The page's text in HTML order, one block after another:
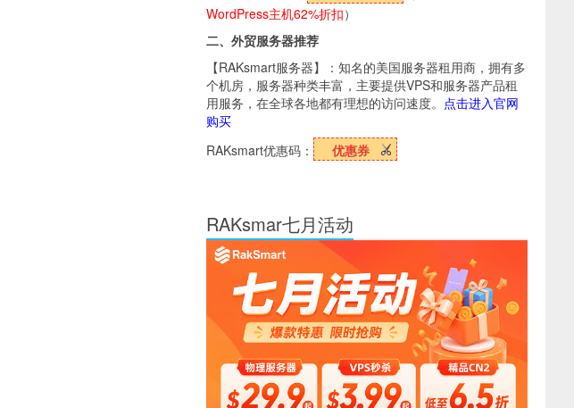
WordPress主机62%折扣）
二、外贸服务器推荐
【RAKsmart服务器】：知名的美国服务器租用商，拥有多
个机房，服务器种类丰富，主要提供VPS和服务器产品租
用服务，在全球各地都有理想的访问速度。 点击进入官网
购买
RAKsmart优惠码：
优惠券
RAKsmar七月活动